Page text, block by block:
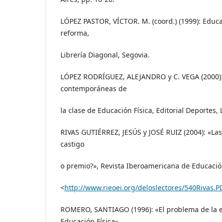
LÓPEZ PASTOR, VÍCTOR. M. (coord.) (1999):
reforma,
Librería Diagonal, Segovia.
LÓPEZ RODRÍGUEZ, ALEJANDRO y C. VEGA
contemporáneas de
la clase de Educación Física, Editorial Deportes,
RIVAS GUTIÉRREZ, JESÚS y JOSÉ RUIZ (2004):
castigo
o premio?», Revista Iberoamericana de
<http://www.rieoei.org/deloslectores/
ROMERO, SANTIAGO (1996): «El problema de